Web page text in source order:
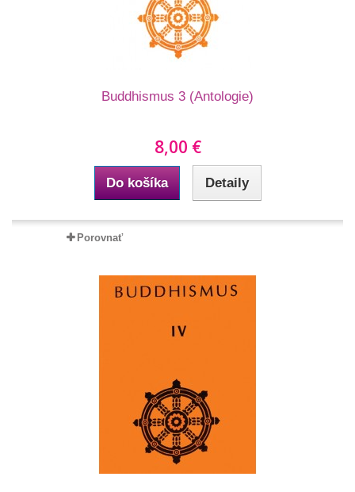
Buddhismus 3 (Antologie)
8,00 €
Do košíka Detaily
Porovnať